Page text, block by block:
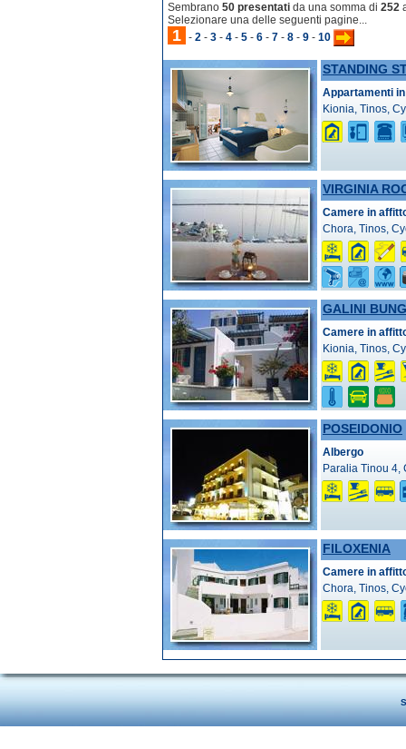
Sembrano 50 presentati da una somma di 252
Selezionare una delle seguenti pagine...
1 - 2 - 3 - 4 - 5 - 6 - 7 - 8 - 9 - 10
STANDING
Appartamenti
Kionia, Tinos,
VIRGINIA
Camere in
Chora, Tinos,
GALINI
Camere in
Kionia, Tinos,
POSEIDONIO
Albergo
Paralia Tinou 4,
FILOXENIA
Camere in
Chora, Tinos,